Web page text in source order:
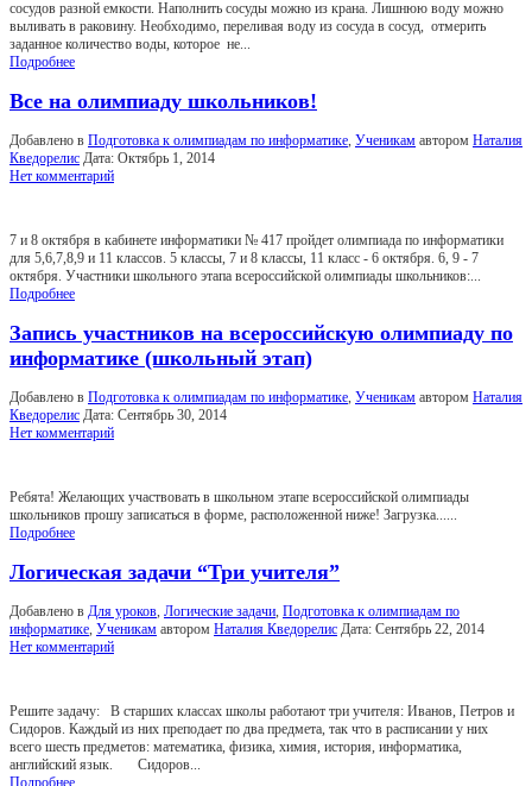
сосудов разной емкости. Наполнить сосуды можно из крана. Лишнюю воду можно
выливать в раковину. Необходимо, переливая воду из сосуда в сосуд, отмерить
заданное количество воды, которое не...
Подробнее
Все на олимпиаду школьников!
Добавлено в Подготовка к олимпиадам по информатике, Ученикам автором Наталия
Кведорелис Дата: Октябрь 1, 2014
Нет комментарий
7 и 8 октября в кабинете информатики № 417 пройдет олимпиада по информатики
для 5,6,7,8,9 и 11 классов. 5 классы, 7 и 8 классы, 11 класс - 6 октября. 6, 9 - 7
октября. Участники школьного этапа всероссийской олимпиады школьников:...
Подробнее
Запись участников на всероссийскую олимпиаду по
информатике (школьный этап)
Добавлено в Подготовка к олимпиадам по информатике, Ученикам автором Наталия
Кведорелис Дата: Сентябрь 30, 2014
Нет комментарий
Ребята! Желающих участвовать в школьном этапе всероссийской олимпиады
школьников прошу записаться в форме, расположенной ниже! Загрузка......
Подробнее
Логическая задачи “Три учителя”
Добавлено в Для уроков, Логические задачи, Подготовка к олимпиадам по
информатике, Ученикам автором Наталия Кведорелис Дата: Сентябрь 22, 2014
Нет комментарий
Решите задачу: В старших классах школы работают три учителя: Иванов, Петров и
Сидоров. Каждый из них преподает по два предмета, так что в расписании у них
всего шесть предметов: математика, физика, химия, история, информатика,
английский язык. Сидоров...
Подробнее